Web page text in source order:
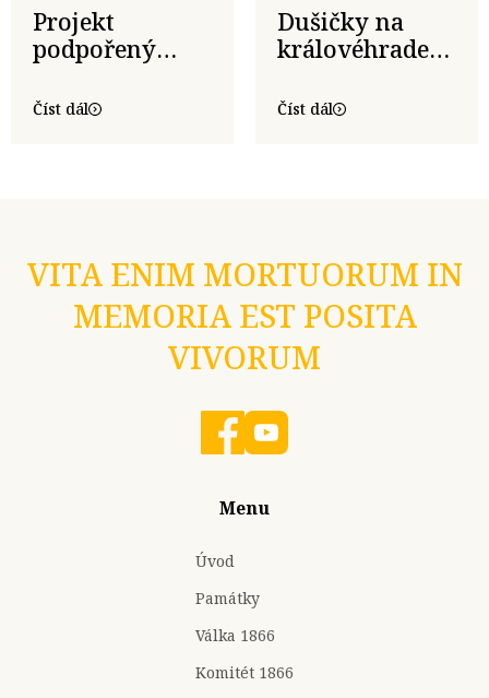
Projekt
podpořený
krajem
Číst dál
Dušičky na
královéhradeckém
valná hromada
Číst dál
VITA ENIM MORTUORUM IN
MEMORIA EST POSITA
VIVORUM
Menu
Úvod
Památky
Válka 1866
Komitét 1866